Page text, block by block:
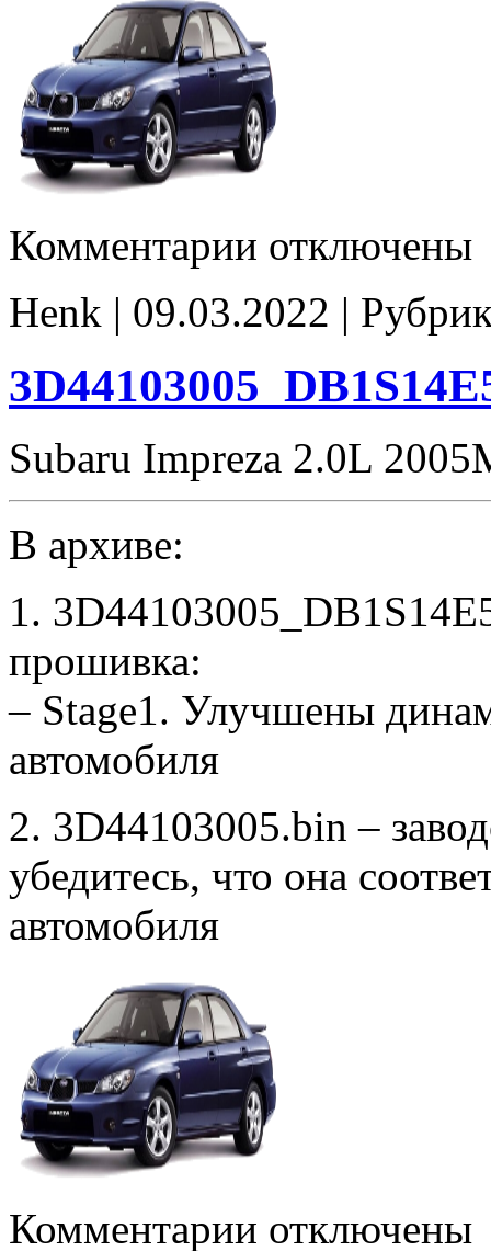
Комментарии записи
отключены
Henk | 09.03.2022 |
Subaru Impreza 2.0L
В архиве:
1.
прошивка:
– Stage1. Улучшены
автомобиля
2. 3D44103005.bin –
убедитесь, что она
автомобиля
Комментарии записи
отключены